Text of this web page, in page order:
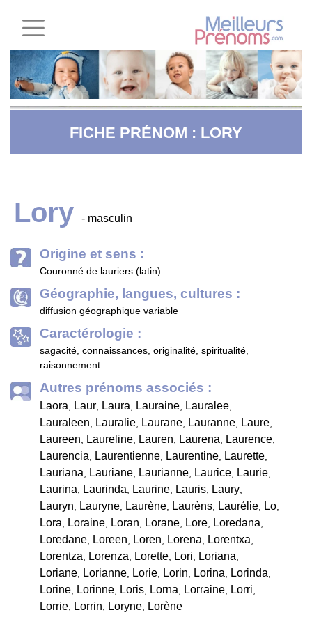
FICHE PRÉNOM : LORY
Lory - masculin
Origine et sens :
Couronné de lauriers (latin).
Géographie, langues, cultures :
diffusion géographique variable
Caractérologie :
sagacité, connaissances, originalité, spiritualité,
raisonnement
Autres prénoms associés :
Laora, Laur, Laura, Lauraine, Lauralee,
Lauraleen, Lauralie, Laurane, Lauranne, Laure,
Laureen, Laureline, Lauren, Laurena, Laurence,
Laurencia, Laurentienne, Laurentine, Laurette,
Lauriana, Lauriane, Laurianne, Laurice, Laurie,
Laurina, Laurinda, Laurine, Lauris, Laury,
Lauryn, Lauryne, Laurène, Laurèns, Laurélie, Lo,
Lora, Loraine, Loran, Lorane, Lore, Loredana,
Loredane, Loreen, Loren, Lorena, Lorentxa,
Lorentza, Lorenza, Lorette, Lori, Loriana,
Loriane, Lorianne, Lorie, Lorin, Lorina, Lorinda,
Lorine, Lorinne, Loris, Lorna, Lorraine, Lorri,
Lorrie, Lorrin, Loryne, Lorène